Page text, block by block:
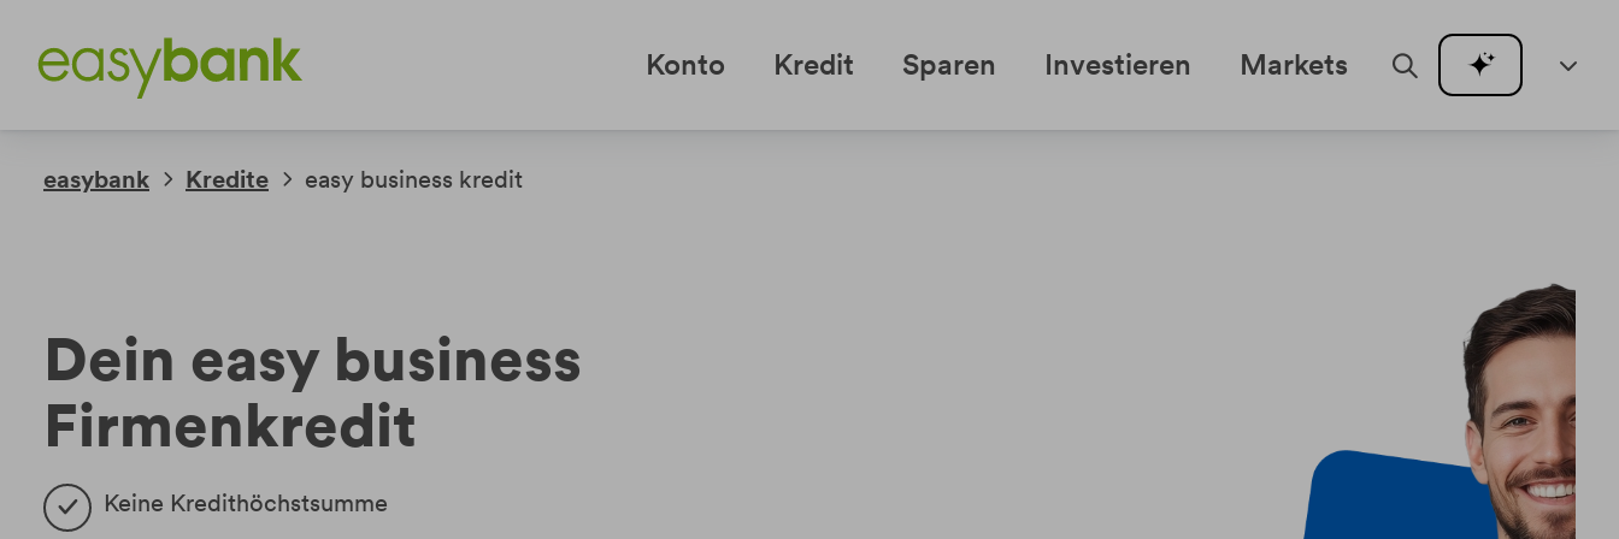
zum
zur
Konto Kredit Sparen Investieren Markets
easybank Kredite easy business kredit
Dein easy business
Firmenkredit
Keine Kredithöchstsumme